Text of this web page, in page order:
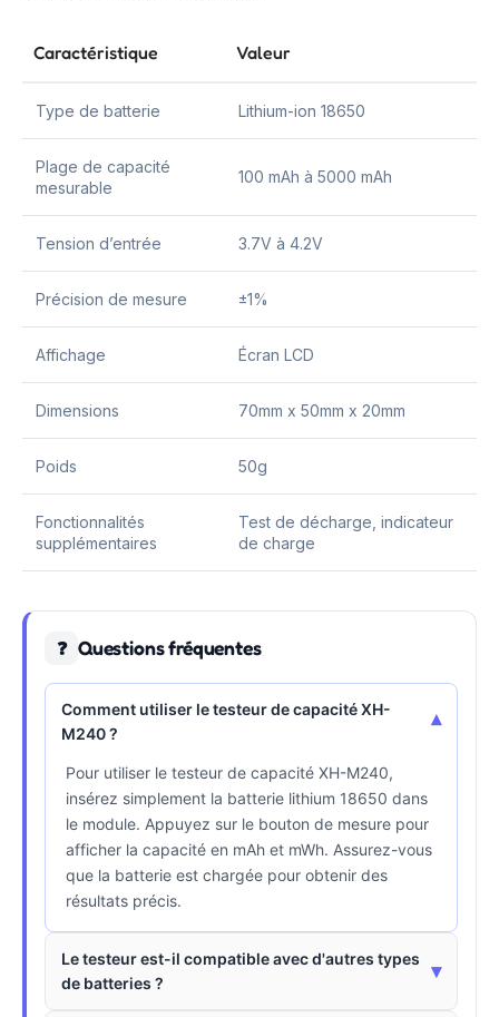
Caractéristique Valeur
Type de batterie Lithium-ion 18650
Plage de capacité
mesurable
100 mAh à 5000 mAh
Tension d’entrée 3.7V à 4.2V
Précision de mesure ±1%
Affichage Écran LCD
Dimensions 70mm x 50mm x 20mm
Poids 50g
Fonctionnalités
supplémentaires
Test de décharge, indicateur
de charge
❓ Questions fréquentes
Comment utiliser le testeur de capacité XH-
M240 ?
▾
Pour utiliser le testeur de capacité XH-M240,
insérez simplement la batterie lithium 18650 dans
le module. Appuyez sur le bouton de mesure pour
afficher la capacité en mAh et mWh. Assurez-vous
que la batterie est chargée pour obtenir des
résultats précis.
Le testeur est-il compatible avec d'autres types
de batteries ?
▾